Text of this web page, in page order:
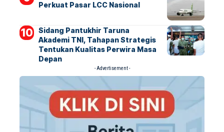
Perkuat Pasar LCC Nasional
Sidang Pantukhir Taruna
Akademi TNI, Tahapan Strategis
Tentukan Kualitas Perwira Masa
Depan
- Advertisement -